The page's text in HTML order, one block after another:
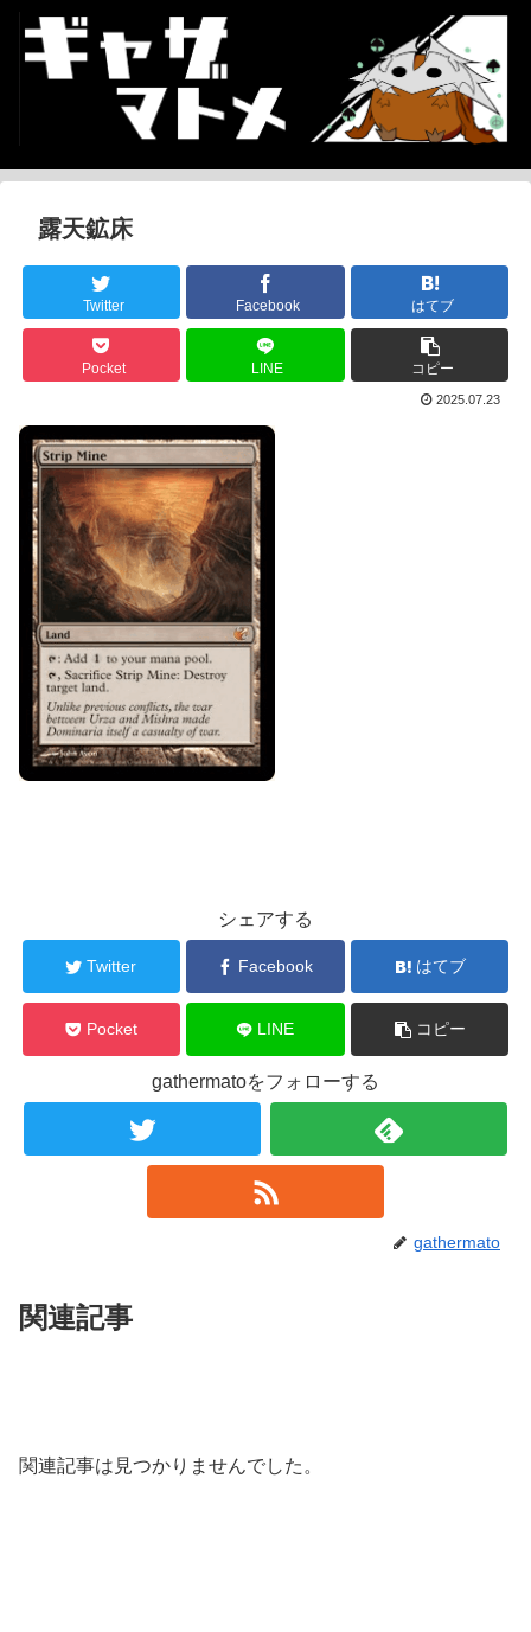
露天鉱床
Twitter Facebook はてブ
Pocket LINE コピー
2025.07.23
シェアする
Twitter Facebook はてブ
Pocket LINE コピー
gathermatoをフォローする
gathermato
関連記事
関連記事は見つかりませんでした。